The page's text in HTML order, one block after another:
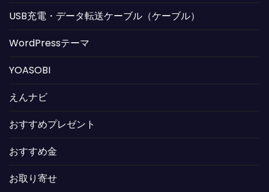
USB充電・データ転送ケーブル（ケーブル）
WordPressテーマ
YOASOBI
えんナビ
おすすめプレゼント
おすすめ金
お取り寄せ